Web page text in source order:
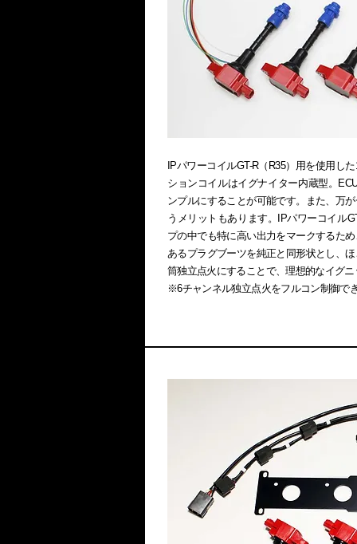
IPパワーコイルGT-R（R35）用を使用し
ションコイルはイグナイター内蔵型。
ンプルにすることが可能です。また、万
うメリットもあります。IPパワーコイル
プの中でも特に高い出力をマークするた
あるプラグブーツを純正と同形状とし、
筒独立点火にすることで、理想的なイグ
※6チャンネル独立点火をフルコン制御で